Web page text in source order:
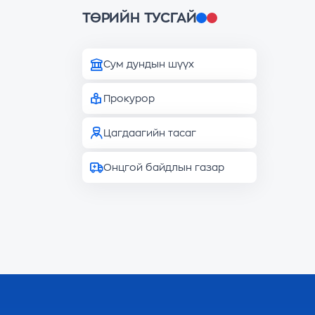
ТӨРИЙН ТУСГАЙ
Сум дундын шүүх
Прокурор
Цагдаагийн тасаг
Онцгой байдлын газар